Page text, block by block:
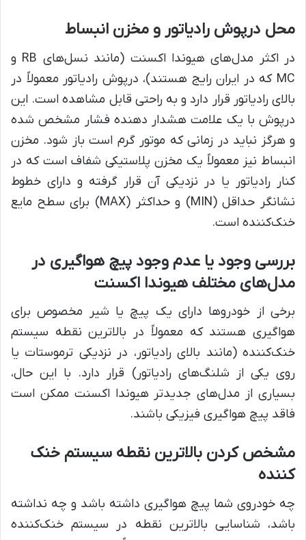
محل درپوش رادیاتور و مخزن انبساط
در اکثر مدل‌های هیوندا اکسنت (مانند نسل‌های RB و
MC که در ایران رایج هستند)، درپوش رادیاتور معمولاً در
بالای رادیاتور قرار دارد و به راحتی قابل مشاهده است. این
درپوش با یک علامت هشدار دهنده فشار مشخص شده
و هرگز نباید در زمانی که موتور گرم است باز شود. مخزن
انبساط نیز معمولاً یک مخزن پلاستیکی شفاف است که در
کنار رادیاتور یا در نزدیکی آن قرار گرفته و دارای خطوط
نشانگر حداقل (MIN) و حداکثر (MAX) برای سطح مایع
خنک‌کننده است.
بررسی وجود یا عدم وجود پیچ هواگیری در
مدل‌های مختلف هیوندا اکسنت
برخی از خودروها دارای یک پیچ یا شیر مخصوص برای
هواگیری هستند که معمولاً در بالاترین نقطه سیستم
خنک‌کننده (مانند بالای رادیاتور، در نزدیکی ترموستات یا
روی یکی از شلنگ‌های رادیاتور) قرار دارد. با این حال،
بسیاری از مدل‌های جدیدتر هیوندا اکسنت ممکن است
فاقد پیچ هواگیری فیزیکی باشند.
مشخص کردن بالاترین نقطه سیستم خنک‌
کننده
چه خودروی شما پیچ هواگیری داشته باشد و چه نداشته
باشد، شناسایی بالاترین نقطه در سیستم خنک‌کننده